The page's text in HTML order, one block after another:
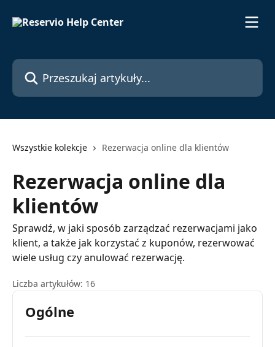
Przeszukaj artykuły...
Wszystkie kolekcje Rezerwacja online dla klientów
Rezerwacja online dla
klientów
Sprawdź, w jaki sposób zarządzać rezerwacjami jako
klient, a także jak korzystać z kuponów, rezerwować
wiele usług czy anulować rezerwację.
Liczba artykułów: 16
Ogólne